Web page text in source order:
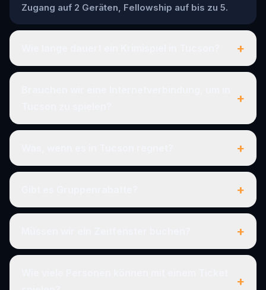
Zugang auf 2 Geräten, Fellowship auf bis zu 5.
+
+
+
+
+
+